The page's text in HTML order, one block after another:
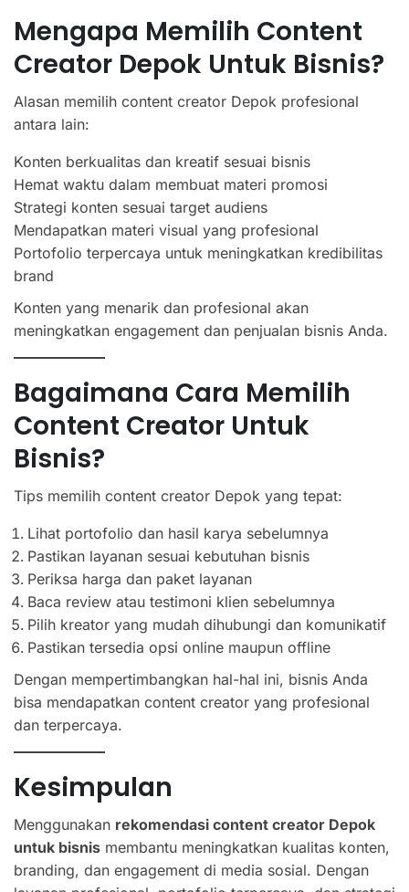
Mengapa Memilih Content
Creator Depok Untuk Bisnis?
Alasan memilih content creator Depok profesional
antara lain:
Konten berkualitas dan kreatif sesuai bisnis
Hemat waktu dalam membuat materi promosi
Strategi konten sesuai target audiens
Mendapatkan materi visual yang profesional
Portofolio terpercaya untuk meningkatkan kredibilitas
brand
Konten yang menarik dan profesional akan
meningkatkan engagement dan penjualan bisnis Anda.
Bagaimana Cara Memilih
Content Creator Untuk
Bisnis?
Tips memilih content creator Depok yang tepat:
Lihat portofolio dan hasil karya sebelumnya
Pastikan layanan sesuai kebutuhan bisnis
Periksa harga dan paket layanan
Baca review atau testimoni klien sebelumnya
Pilih kreator yang mudah dihubungi dan komunikatif
Pastikan tersedia opsi online maupun offline
Dengan mempertimbangkan hal-hal ini, bisnis Anda
bisa mendapatkan content creator yang profesional
dan terpercaya.
Kesimpulan
Menggunakan rekomendasi content creator Depok
untuk bisnis membantu meningkatkan kualitas konten,
branding, dan engagement di media sosial. Dengan